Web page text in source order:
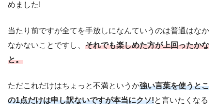
めました!
当たり前ですが全てを手放しになんていうのは普通はなか
なかないことですし、 それでも楽しめた方が上回ったかな
と。
ただこれだけはちょっと不満というか強い言葉を使うとこ
の1点だけは申し訳ないですが本当にクソ!と言いたくなる